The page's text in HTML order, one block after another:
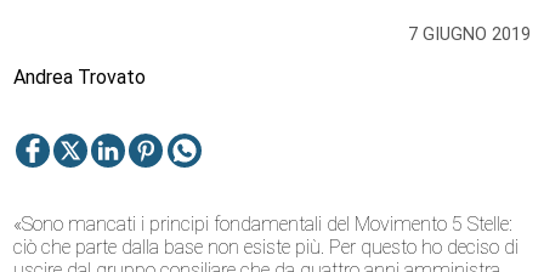
7 GIUGNO 2019
Andrea Trovato
«Sono mancati i principi fondamentali del Movimento 5 Stelle:
ciò che parte dalla base non esiste più. Per questo ho deciso di